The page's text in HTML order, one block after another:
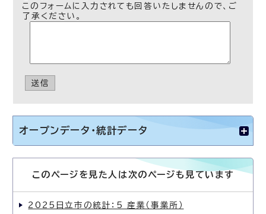
このフォームに入力されても回答いたしませんので、ご
了承ください。
送信
オープンデータ・統計データ
このページを見た人は次のページも見ています
2025日立市の統計：5 産業（事業所）